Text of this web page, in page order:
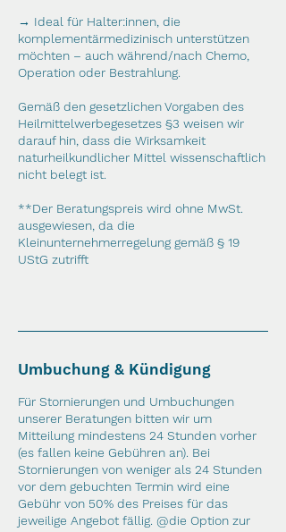
→ Ideal für Halter:innen, die
komplementärmedizinisch unterstützen
möchten – auch während/nach Chemo,
Operation oder Bestrahlung.
Gemäß den gesetzlichen Vorgaben des
Heilmittelwerbegesetzes §3 weisen wir
darauf hin, dass die Wirksamkeit
naturheilkundlicher Mittel wissenschaftlich
nicht belegt ist.
**Der Beratungspreis wird ohne MwSt.
ausgewiesen, da die
Kleinunternehmerregelung gemäß § 19
UStG zutrifft
Umbuchung & Kündigung
Für Stornierungen und Umbuchungen
unserer Beratungen bitten wir um
Mitteilung mindestens 24 Stunden vorher
(es fallen keine Gebühren an). Bei
Stornierungen von weniger als 24 Stunden
vor dem gebuchten Termin wird eine
Gebühr von 50% des Preises für das
jeweilige Angebot fällig. @die Option zur